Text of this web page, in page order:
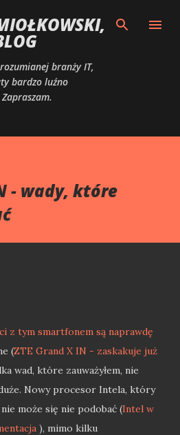
głównej zawartości
branży IT,
bardzo luźno
- wady, które
z tym smartfonem są naprawdę
(ZTE Grand X IN - zaskakuje już
wad, które zauważyłem, nie
Nowy procesor Intela, który
może się nie podobać (Intel w
), mimo kilku